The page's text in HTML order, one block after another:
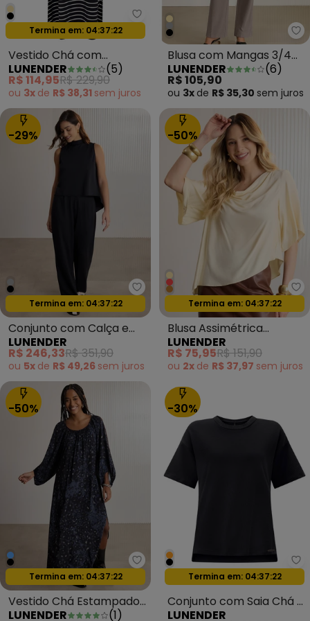
Lunender - Vestido Chá com
Oferta relâmpago
Termina em: 04:37:20
Vestido Chá com
Amarração Listrada
Preto
LUNENDER (5)
R$ 114,95R$ 229,90
ou 3x de R$ 38,31 sem juros
Blusa com Mangas 3/4
em Malha Responsável
Cinza
LUNENDER (6)
R$ 105,90
ou 3x de R$ 35,30 sem juros
-29%
Lunender - Conjunto com
Oferta relâmpago
Termina em: 04:37:20
Conjunto com Calça e
Blusa sem Mangas Preto
LUNENDER
R$ 246,33R$ 351,90
ou 5x de R$ 49,26 sem juros
-50%
Oferta relâmpago
Termina em: 04:37:20
Blusa Assimétrica
Alongada com Mangas
3/4 Bege
LUNENDER
R$ 75,95R$ 151,90
ou 2x de R$ 37,97 sem juros
-50%
Lunender - Vestido Chá
Oferta relâmpago
Termina em: 04:37:20
Vestido Chá Estampado
LUNENDER (1)
-30%
Oferta relâmpago
Termina em: 04:37:20
Conjunto com Saia Chá e
LUNENDER